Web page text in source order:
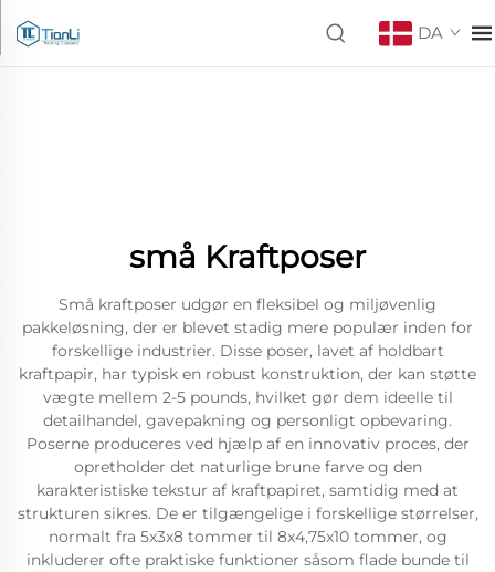
DA
små Kraftposer
Små kraftposer udgør en fleksibel og miljøvenlig
pakkeløsning, der er blevet stadig mere populær inden for
forskellige industrier. Disse poser, lavet af holdbart
kraftpapir, har typisk en robust konstruktion, der kan støtte
vægte mellem 2-5 pounds, hvilket gør dem ideelle til
detailhandel, gavepakning og personligt opbevaring.
Poserne produceres ved hjælp af en innovativ proces, der
opretholder det naturlige brune farve og den
karakteristiske tekstur af kraftpapiret, samtidig med at
strukturen sikres. De er tilgængelige i forskellige størrelser,
normalt fra 5x3x8 tommer til 8x4,75x10 tommer, og
inkluderer ofte praktiske funktioner såsom flade bunde til